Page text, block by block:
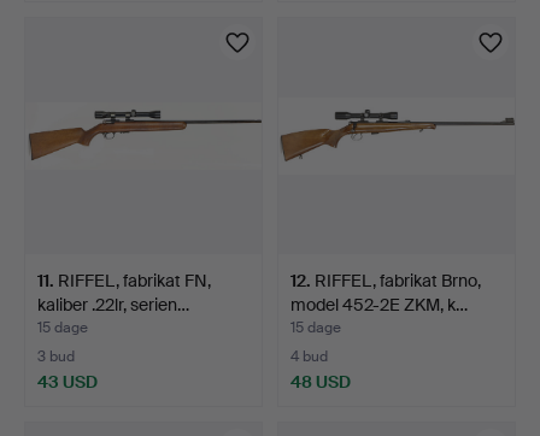
11. RIFFEL, fabrikat FN,
kaliber .22lr, serien…
15 dage
3 bud
43 USD
12. RIFFEL, fabrikat Brno,
model 452-2E ZKM, k…
15 dage
4 bud
48 USD